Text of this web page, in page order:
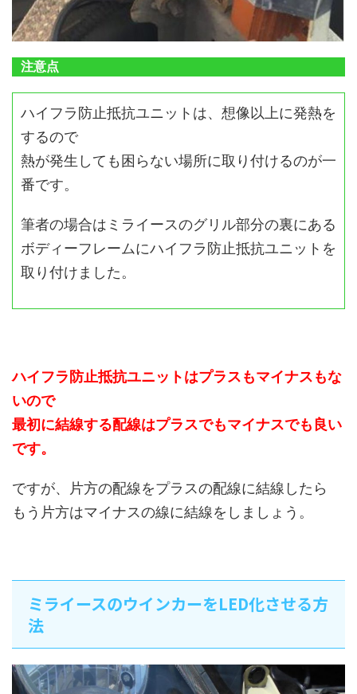
注意点
ハイフラ防止抵抗ユニットは、想像以上に発熱を
するので
熱が発生しても困らない場所に取り付けるのが一
番です。
筆者の場合はミライースのグリル部分の裏にある
ボディーフレームにハイフラ防止抵抗ユニットを
取り付けました。
ハイフラ防止抵抗ユニットはプラスもマイナスもな
いので
最初に結線する配線はプラスでもマイナスでも良い
です。
ですが、片方の配線をプラスの配線に結線したら
もう片方はマイナスの線に結線をしましょう。
ミライースのウインカーをLED化させる方
法